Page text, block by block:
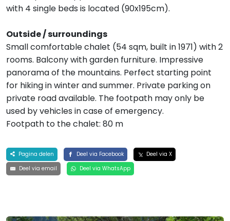
with 4 single beds is located (90x195cm).
Outside / surroundings
Small comfortable chalet (54 sqm, built in 1971) with 2
rooms. Balcony with garden furniture. Impressive
panorama of the mountains. Perfect starting point
for hiking in winter and summer. Private parking on
private road available. The footpath may only be
used by vehicles in case of emergency.
Footpath to the chalet: 80 m
Pagina delen Deel via Facebook
Deel via X
Deel via email
Deel via WhatsApp